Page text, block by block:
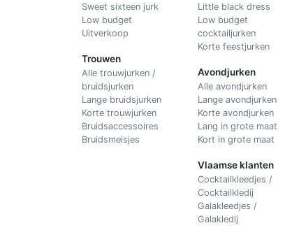
Sweet sixteen jurk
Low budget
Uitverkoop
Trouwen
Alle trouwjurken /
bruidsjurken
Lange bruidsjurken
Korte trouwjurken
Bruidsaccessoires
Bruidsmeisjes
Little black dress
Low budget
cocktailjurken
Korte feestjurken
Avondjurken
Alle avondjurken
Lange avondjurken
Korte avondjurken
Lang in grote maat
Kort in grote maat
Vlaamse klanten
Cocktailkleedjes /
Cocktailkledij
Galakleedjes /
Galakledij